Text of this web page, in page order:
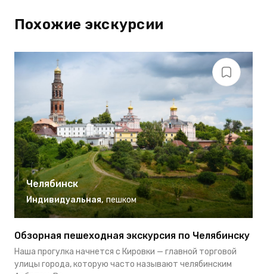
Похожие экскурсии
Челябинск
Индивидуальная, пешком
Обзорная пешеходная экскурсия по Челябинску
Наша прогулка начнется с Кировки — главной торговой
улицы города, которую часто называют челябинским